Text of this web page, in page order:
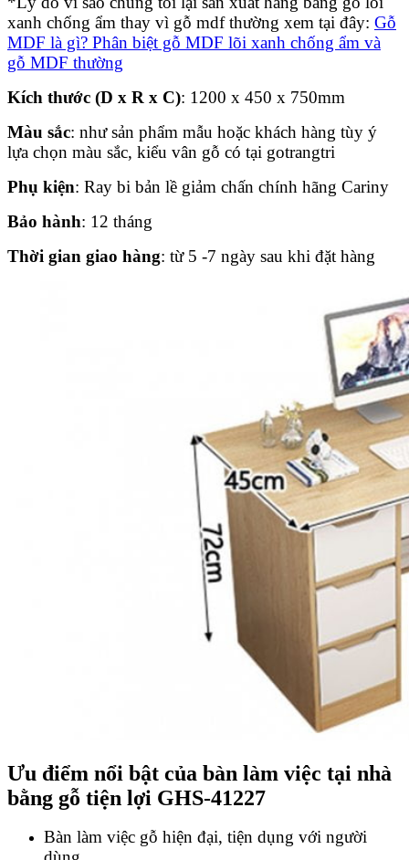
xanh chống ẩm thay vì gỗ mdf thường xem tại đây: Gỗ
MDF là gì? Phân biệt gỗ MDF lõi xanh chống ẩm và
gỗ MDF thường
Kích thước (D x R x C): 1200 x 450 x 750mm
Màu sắc: như sản phẩm mẫu hoặc khách hàng tùy ý
lựa chọn màu sắc, kiểu vân gỗ có tại gotrangtri
Phụ kiện: Ray bi bản lề giảm chấn chính hãng Cariny
Bảo hành: 12 tháng
Thời gian giao hàng: từ 5 -7 ngày sau khi đặt hàng
Ưu điểm nổi bật của bàn làm việc tại nhà
bằng gỗ tiện lợi GHS-41227
Bàn làm việc gỗ hiện đại, tiện dụng với người